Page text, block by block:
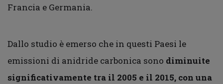
Francia e Germania.
Dallo studio è emerso che in questi Paesi le
emissioni di anidride carbonica sono diminuite
significativamente tra il 2005 e il 2015, con una